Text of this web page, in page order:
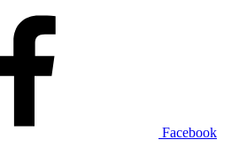
Facebook